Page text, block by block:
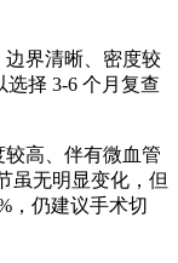
边界清晰、密度较
选择 3-6 个月复查
较高、伴有微血管
虽无明显变化，但
，仍建议手术切